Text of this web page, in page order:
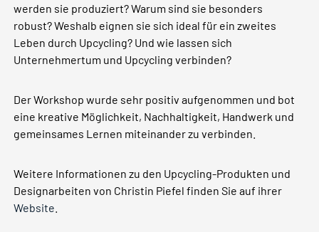
werden sie produziert? Warum sind sie besonders
robust? Weshalb eignen sie sich ideal für ein zweites
Leben durch Upcycling? Und wie lassen sich
Unternehmertum und Upcycling verbinden?
Der Workshop wurde sehr positiv aufgenommen und bot
eine kreative Möglichkeit, Nachhaltigkeit, Handwerk und
gemeinsames Lernen miteinander zu verbinden.
Weitere Informationen zu den Upcycling-Produkten und
Designarbeiten von Christin Piefel finden Sie auf ihrer
Website